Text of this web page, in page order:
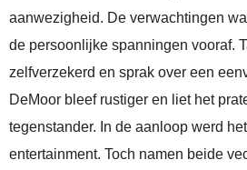
aanwezigheid. De verwachtingen
de persoonlijke spanningen vooraf.
zelfverzekerd en sprak over een
DeMoor bleef rustiger en liet het
tegenstander. In de aanloop werd
entertainment. Toch namen beide